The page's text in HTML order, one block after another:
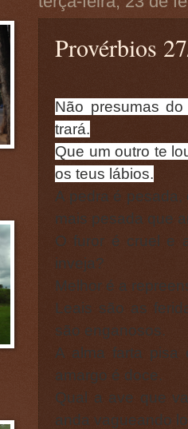
Provérbios
Não presumas
trará.
Que um outro te
os teus lábios.
A pedra é
mais pesada que
O furor é cruel e
inveja?
Melhor é a
Leais são as
são enganosos.
A alma farta pisa
amargo é doce.
Qual a ave que
anda vagueando